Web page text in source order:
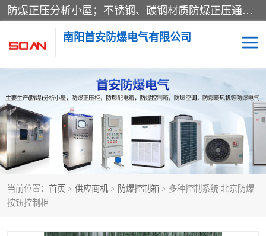
防爆正压分析小屋；不锈钢、碳钢材质防爆正压通风柜，分上下、左右、外挂三种款式；立式、挂式防爆配电柜体；不锈钢、碳钢防爆变频、磁力、星三角启动器；不锈钢、碳钢、铸铝防爆控制箱柜；可操作按键、多块式防爆仪表箱；多材质防爆接线箱；台式防爆电脑、防爆监视器。产品适配石油、化工、煤炭、电力、纺织、酿酒、航天、铁路、冶金、船舶、消防、市政等多行业工况使用。
南阳首安防爆电气有限公司
当前位置： 首页 > 供应商机 > 防爆控制箱 > 多种控制系统 北京防爆
按钮控制柜
防爆小屋 防爆正压柜
防爆空调 防爆配电箱
防爆控制箱 防爆接线箱
防爆操作柱 防爆监视显示器